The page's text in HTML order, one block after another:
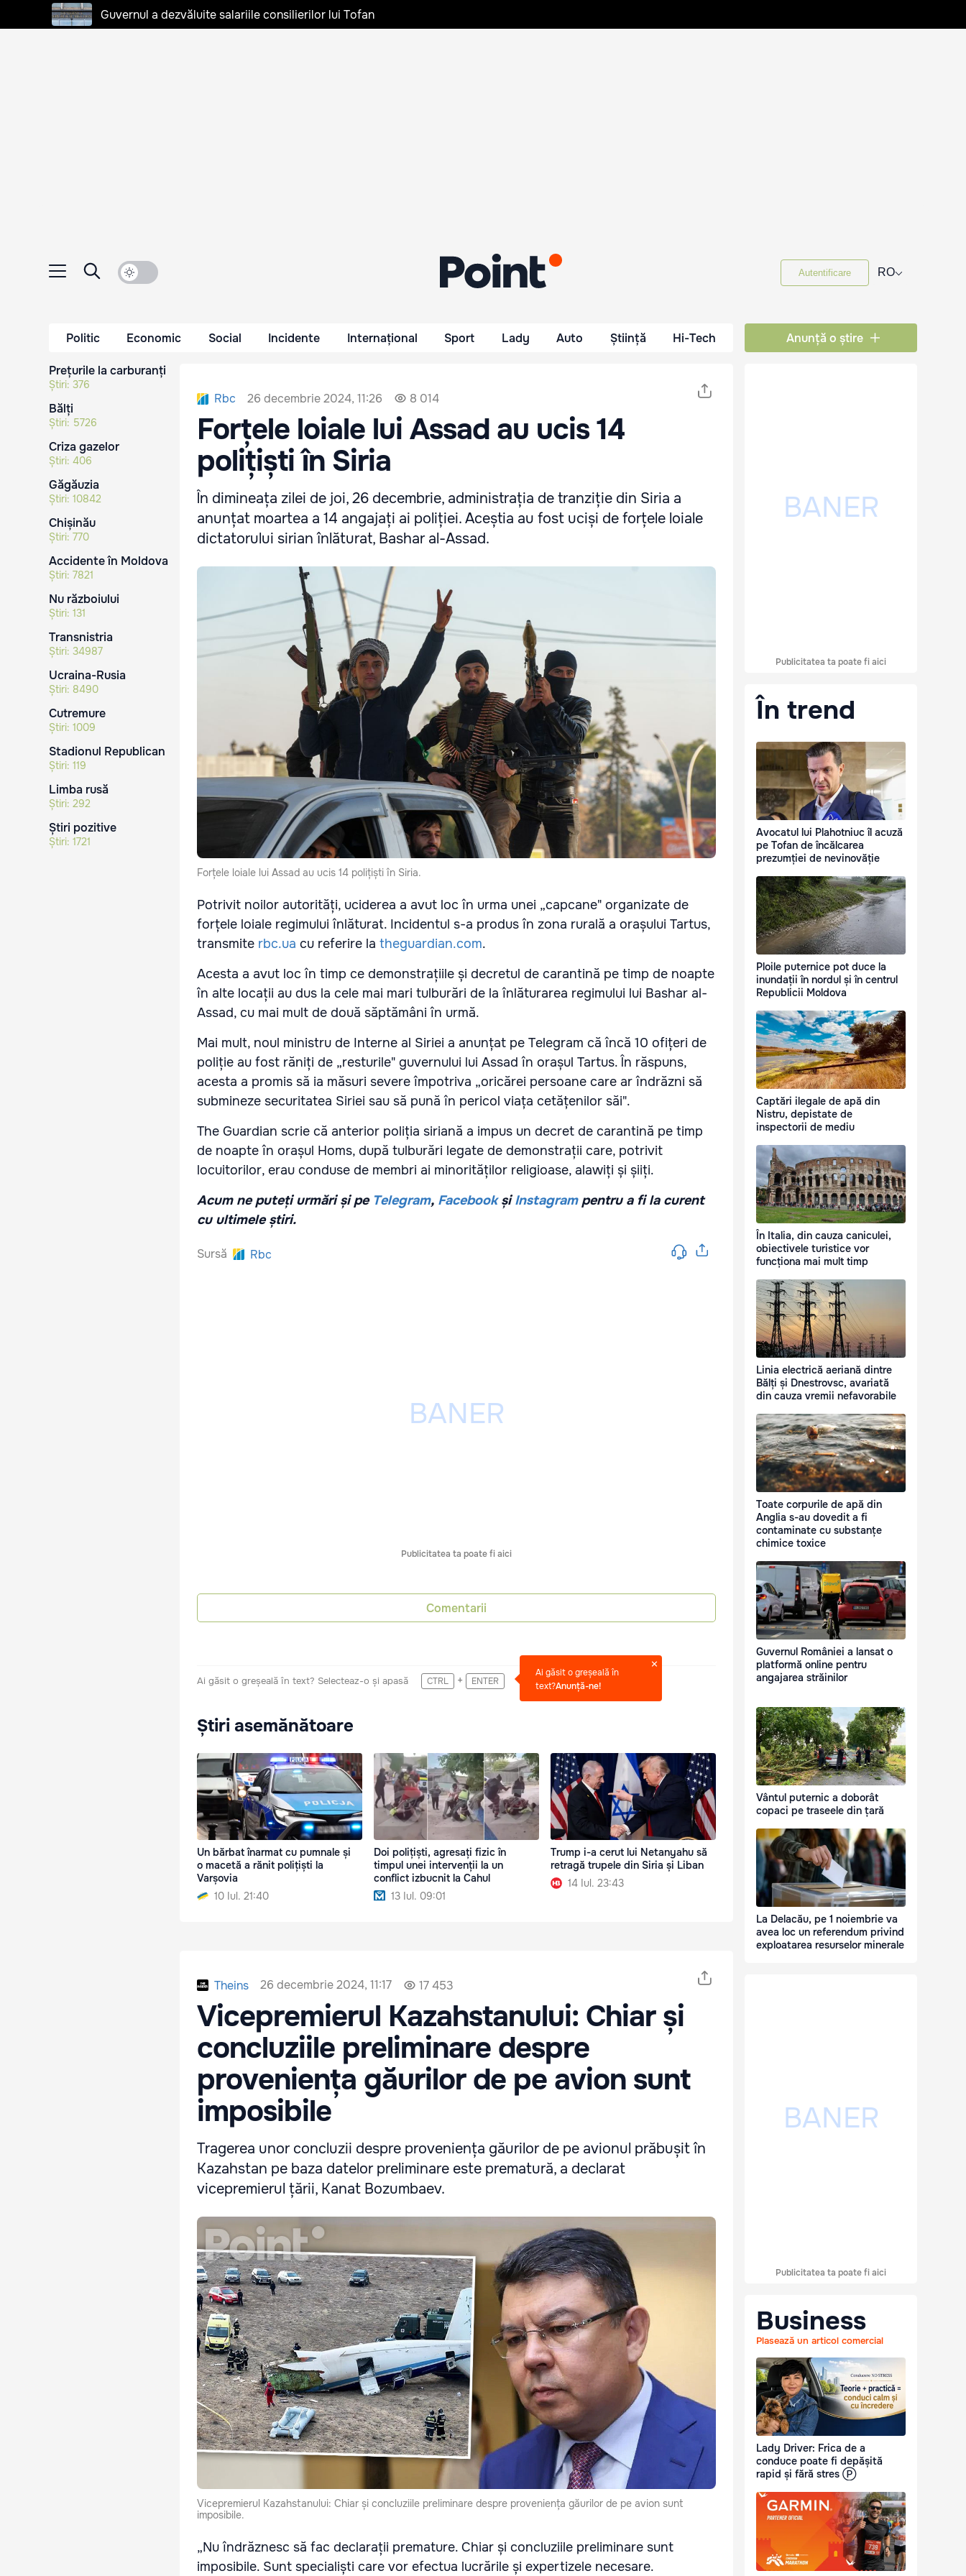
Guvernul a dezvăluite salariile consilierilor lui Tofan
Autentificare RO⌵
Politic Economic Social Incidente Internațional Sport Lady Auto Știință Hi-Tech Anunță o știre
Prețurile la carburanți
Știri: 376
Bălți
Știri: 5726
Criza gazelor
Știri: 406
Găgăuzia
Știri: 10842
Chișinău
Știri: 770
Accidente în Moldova
Știri: 7821
Nu războiului
Știri: 131
Transnistria
Știri: 34987
Ucraina-Rusia
Știri: 8490
Cutremure
Știri: 1009
Stadionul Republican
Știri: 119
Limba rusă
Știri: 292
Știri pozitive
Știri: 1721
Rbc 26 decembrie 2024, 11:26 8 014
Forțele loiale lui Assad au ucis 14
polițiști în Siria
În dimineața zilei de joi, 26 decembrie, administrația de tranziție din Siria a
anunțat moartea a 14 angajați ai poliției. Aceștia au fost uciși de forțele loiale
dictatorului sirian înlăturat, Bashar al-Assad.
Forțele loiale lui Assad au ucis 14 polițiști în Siria.
Potrivit noilor autorități, uciderea a avut loc în urma unei „capcane" organizate de
forțele loiale regimului înlăturat. Incidentul s-a produs în zona rurală a orașului Tartus,
transmite rbc.ua cu referire la theguardian.com.
Acesta a avut loc în timp ce demonstrațiile și decretul de carantină pe timp de noapte
în alte locații au dus la cele mai mari tulburări de la înlăturarea regimului lui Bashar al-
Assad, cu mai mult de două săptămâni în urmă.
Mai mult, noul ministru de Interne al Siriei a anunțat pe Telegram că încă 10 ofițeri de
poliție au fost răniți de „resturile" guvernului lui Assad în orașul Tartus. În răspuns,
acesta a promis să ia măsuri severe împotriva „oricărei persoane care ar îndrăzni să
submineze securitatea Siriei sau să pună în pericol viața cetățenilor săi".
The Guardian scrie că anterior poliția siriană a impus un decret de carantină pe timp
de noapte în orașul Homs, după tulburări legate de demonstrații care, potrivit
locuitorilor, erau conduse de membri ai minorităților religioase, alawiți și șiiți.
Acum ne puteți urmări și pe Telegram, Facebook șiInstagrampentru a fi la curent
cu ultimele știri.
Sursă Rbc
Publicitatea ta poate fi aici
Comentarii
Ai găsit o greșeală în text? Selecteaz-o și apasă CTRL + ENTER
Ai găsit o greșeală în
text?Anunță-ne!
Știri asemănătoare
Un bărbat înarmat cu pumnale și
o macetă a rănit polițiști la
Varșovia
10 Iul. 21:40
Doi polițiști, agresați fizic în
timpul unei intervenții la un
conflict izbucnit la Cahul
13 Iul. 09:01
Trump i-a cerut lui Netanyahu să
retragă trupele din Siria și Liban
14 Iul. 23:43
Theins 26 decembrie 2024, 11:17 17 453
Vicepremierul Kazahstanului: Chiar și
concluziile preliminare despre
proveniența găurilor de pe avion sunt
imposibile
Tragerea unor concluzii despre proveniența găurilor de pe avionul prăbușit în
Kazahstan pe baza datelor preliminare este prematură, a declarat
vicepremierul țării, Kanat Bozumbaev.
Vicepremierul Kazahstanului: Chiar și concluziile preliminare despre proveniența găurilor de pe avion sunt
imposibile.
„Nu îndrăznesc să fac declarații premature. Chiar și concluziile preliminare sunt
imposibile. Sunt specialiști care vor efectua lucrările și expertizele necesare.
Publicitatea ta poate fi aici
În trend
Avocatul lui Plahotniuc îl acuză
pe Tofan de încălcarea
prezumției de nevinovăție
Ploile puternice pot duce la
inundații în nordul și în centrul
Republicii Moldova
Captări ilegale de apă din
Nistru, depistate de
inspectorii de mediu
În Italia, din cauza caniculei,
obiectivele turistice vor
funcționa mai mult timp
Linia electrică aeriană dintre
Bălți și Dnestrovsc, avariată
din cauza vremii nefavorabile
Toate corpurile de apă din
Anglia s-au dovedit a fi
contaminate cu substanțe
chimice toxice
Guvernul României a lansat o
platformă online pentru
angajarea străinilor
Vântul puternic a doborât
copaci pe traseele din țară
La Delacău, pe 1 noiembrie va
avea loc un referendum privind
exploatarea resurselor minerale
Publicitatea ta poate fi aici
Business
Plasează un articol comercial
Lady Driver: Frica de a
conduce poate fi depășită
rapid și fără stres Ⓟ